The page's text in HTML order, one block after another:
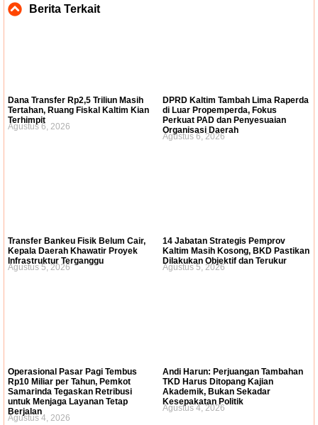
Berita Terkait
Dana Transfer Rp2,5 Triliun Masih
Tertahan, Ruang Fiskal Kaltim Kian
Terhimpit
Agustus 6, 2026
DPRD Kaltim Tambah Lima Raperda
di Luar Propemperda, Fokus
Perkuat PAD dan Penyesuaian
Organisasi Daerah
Agustus 6, 2026
Transfer Bankeu Fisik Belum Cair,
Kepala Daerah Khawatir Proyek
Infrastruktur Terganggu
Agustus 5, 2026
14 Jabatan Strategis Pemprov
Kaltim Masih Kosong, BKD Pastikan
Dilakukan Objektif dan Terukur
Agustus 5, 2026
Operasional Pasar Pagi Tembus
Rp10 Miliar per Tahun, Pemkot
Samarinda Tegaskan Retribusi
untuk Menjaga Layanan Tetap
Berjalan
Agustus 4, 2026
Andi Harun: Perjuangan Tambahan
TKD Harus Ditopang Kajian
Akademik, Bukan Sekadar
Kesepakatan Politik
Agustus 4, 2026